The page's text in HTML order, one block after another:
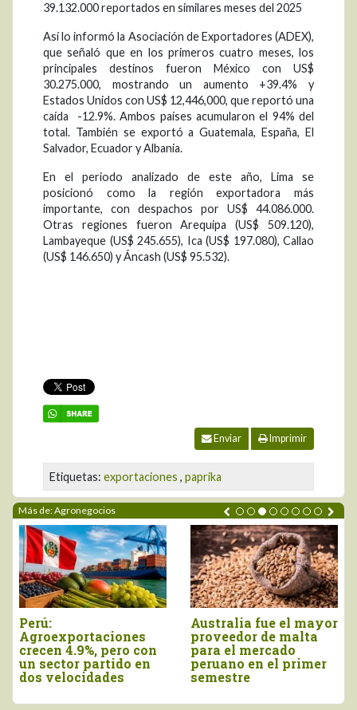
39.132.000 reportados en similares meses del 2025
Así lo informó la Asociación de Exportadores (ADEX),
que señaló que en los primeros cuatro meses, los
principales destinos fueron México con US$
30.275.000, mostrando un aumento +39.4% y
Estados Unidos con US$ 12,446,000, que reportó una
caída -12.9%. Ambos países acumularon el 94% del
total. También se exportó a Guatemala, España, El
Salvador, Ecuador y Albania.
En el periodo analizado de este año, Lima se
posicionó como la región exportadora más
importante, con despachos por US$ 44.086.000.
Otras regiones fueron Arequipa (US$ 509.120),
Lambayeque (US$ 245.655), Ica (US$ 197.080), Callao
(US$ 146.650) y Áncash (US$ 95.532).
Enviar Imprimir
Etiquetas: exportaciones , paprika
Más de: Agronegocios
Perú:
Agroexportaciones
crecen 4.9%, pero con
un sector partido en
dos velocidades
Australia fue el mayor
proveedor de malta
para el mercado
peruano en el primer
semestre